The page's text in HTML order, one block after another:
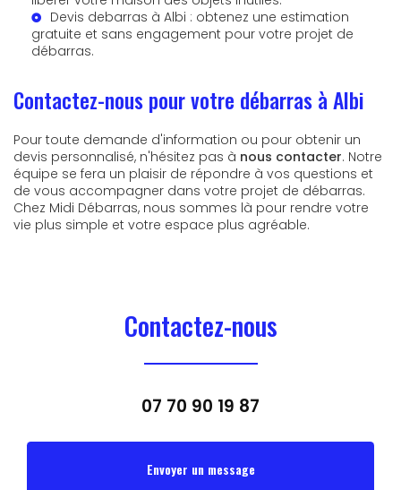
Devis debarras à Albi : obtenez une estimation
gratuite et sans engagement pour votre projet de
débarras.
Contactez-nous pour votre débarras à Albi
Pour toute demande d'information ou pour obtenir un
devis personnalisé, n'hésitez pas à nous contacter. Notre
équipe se fera un plaisir de répondre à vos questions et
de vous accompagner dans votre projet de débarras.
Chez Midi Débarras, nous sommes là pour rendre votre
vie plus simple et votre espace plus agréable.
Contactez-nous
07 70 90 19 87
Envoyer un message